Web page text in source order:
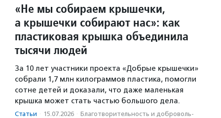
«Не мы собираем крышечки,
а крышечки собирают нас»: как
пластиковая крышка объединила
тысячи людей
За 10 лет участники проекта «Добрые крышечки»
собрали 1,7 млн килограммов пластика, помогли
сотне детей и доказали, что даже маленькая
крышка может стать частью большого дела.
Статьи · 15.07.2026 · Благотвори­тель­ность и доброволь­